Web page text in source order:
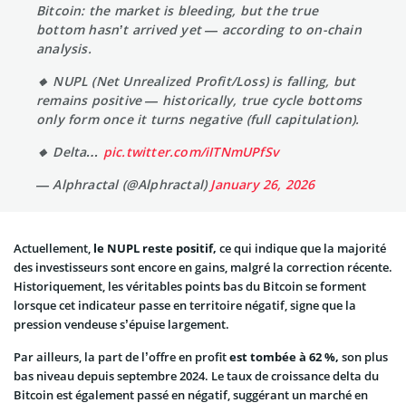
Bitcoin: the market is bleeding, but the true
bottom hasn’t arrived yet — according to on-chain
analysis.
🔸 NUPL (Net Unrealized Profit/Loss) is falling, but
remains positive — historically, true cycle bottoms
only form once it turns negative (full capitulation).
🔸 Delta… pic.twitter.com/iITNmUPfSv
— Alphractal (@Alphractal)January 26, 2026
Actuellement, le NUPL reste positif, ce qui indique que la majorité
des investisseurs sont encore en gains, malgré la correction récente.
Historiquement, les véritables points bas du Bitcoin se forment
lorsque cet indicateur passe en territoire négatif, signe que la
pression vendeuse s’épuise largement.
Par ailleurs, la part de l’offre en profitest tombée à 62 %, son plus
bas niveau depuis septembre 2024. Le taux de croissance delta du
Bitcoin est également passé en négatif, suggérant un marché en